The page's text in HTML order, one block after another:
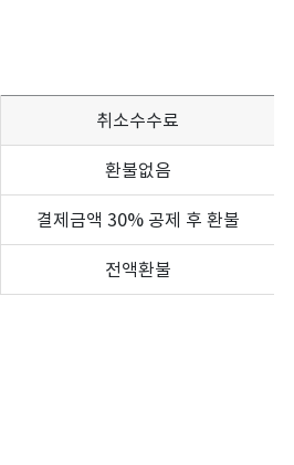
취소수수료
환불없음
결제금액 30% 공제 후 환불
전액환불